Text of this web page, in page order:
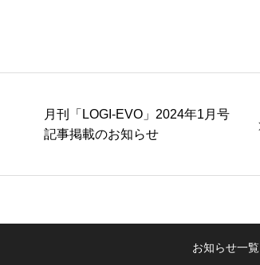
月刊「LOGI-EVO」2024年1月号
記事掲載のお知らせ
お知らせ一覧